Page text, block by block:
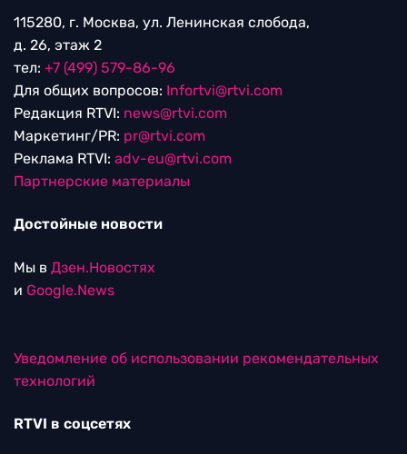
115280, г. Москва, ул. Ленинская слобода,
д. 26, этаж 2
тел: +7 (499) 579-86-96
Для общих вопросов: Infortvi@rtvi.com
Редакция RTVI: news@rtvi.com
Маркетинг/PR: pr@rtvi.com
Реклама RTVI: adv-eu@rtvi.com
Партнерские материалы
Достойные новости
Мы в Дзен.Новостях
и Google.News
Уведомление об использовании рекомендательных
технологий
RTVI в соцсетях